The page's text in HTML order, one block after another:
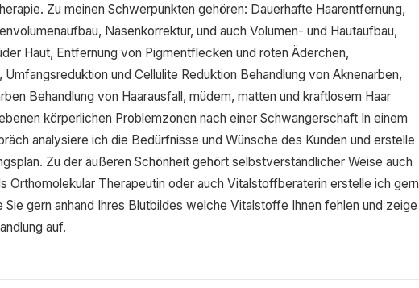
Zu meinen Schwerpunkten gehören: Dauerhafte Haarentfernung,
Nasenkorrektur, und auch Volumen- und Hautaufbau,
Haut, Entfernung von Pigmentflecken und roten Äderchen,
und Cellulite Reduktion Behandlung von Aknenarben,
Behandlung von Haarausfall, müdem, matten und kraftlosem Haar
körperlichen Problemzonen nach einer Schwangerschaft In einem
analysiere ich die Bedürfnisse und Wünsche des Kunden und erstelle
Zu der äußeren Schönheit gehört selbstverständlicher Weise auch
Orthomolekular Therapeutin oder auch Vitalstoffberaterin erstelle ich gern
gern anhand Ihres Blutbildes welche Vitalstoffe Ihnen fehlen und zeige
auf.